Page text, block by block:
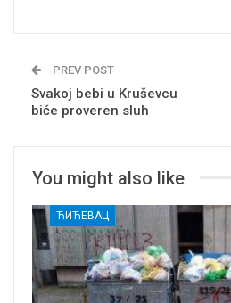
PREV POST
Svakoj bebi u Kruševcu
biće proveren sluh
You might also like
ЋИЋЕВАЦ